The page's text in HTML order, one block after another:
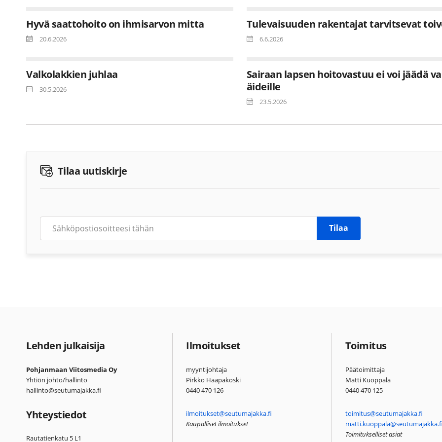
Hyvä saattohoito on ihmisarvon mitta
20.6.2026
Tulevaisuuden rakentajat tarvitsevat
6.6.2026
Valkolakkien juhlaa
30.5.2026
Sairaan lapsen hoitovastuu ei voi jäädä
äideille
23.5.2026
Tilaa uutiskirje
Tilaa
Lehden julkaisija
Pohjanmaan Viitosmedia Oy
Yhtiön johto/hallinto
hallinto@seutumajakka.fi
Yhteystiedot
Rautatienkatu 5 L1
Ilmoitukset
myyntijohtaja
Pirkko Haapakoski
0440 470 126
ilmoitukset@seutumajakka.fi
Kaupalliset ilmoitukset
Toimitus
Päätoimittaja
Matti Kuoppala
0440 470 125
toimitus@seutumajakka.fi
matti.kuoppala@seutumajakka.fi
Toimitukselliset asiat